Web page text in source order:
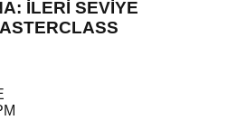
İLERİ SEVİYE